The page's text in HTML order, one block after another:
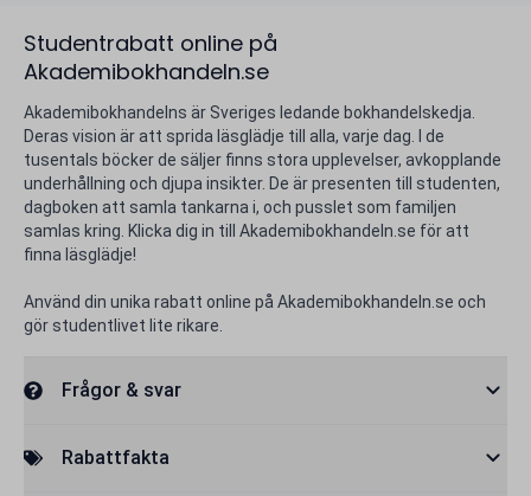
Studentrabatt online på
Akademibokhandeln.se
Akademibokhandelns är Sveriges ledande bokhandelskedja.
Deras vision är att sprida läsglädje till alla, varje dag. I de
tusentals böcker de säljer finns stora upplevelser, avkopplande
underhållning och djupa insikter. De är presenten till studenten,
dagboken att samla tankarna i, och pusslet som familjen
samlas kring. Klicka dig in till Akademibokhandeln.se för att
finna läsglädje!
Använd din unika rabatt online på Akademibokhandeln.se och
gör studentlivet lite rikare.
Frågor & svar
Rabattfakta